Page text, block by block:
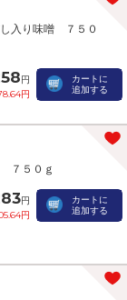
入り味噌 ７５０
円
円
カートに
追加する
５０ｇ
円
円
カートに
追加する